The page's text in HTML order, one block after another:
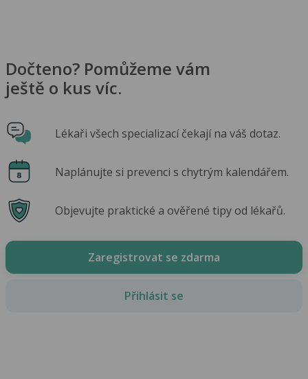
Dočteno? Pomůžeme vám
ještě o kus víc.
Lékaři všech specializací čekají na váš dotaz.
Naplánujte si prevenci s chytrým kalendářem.
Objevujte praktické a ověřené tipy od lékařů.
Zaregistrovat se zdarma
Přihlásit se